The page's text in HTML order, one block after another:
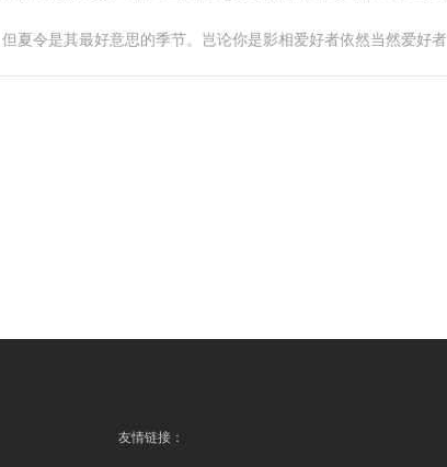
夏令是其最好意思的季节。岂论你是影相爱好者依然当然爱好
友情链接：